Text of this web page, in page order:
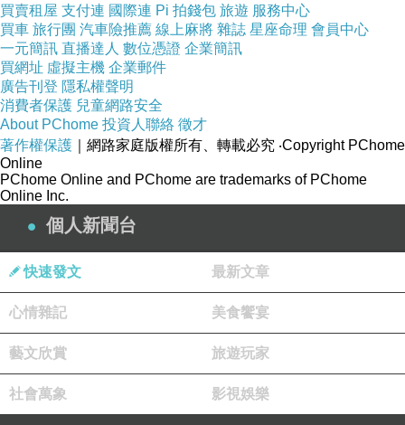
醬是玻璃瓶，所以除了外箱，還有保護袋裝著
因為箱子和內容物其實卡的還不錯，所以商品完好無缺！
買賣租屋 支付連 國際連 Pi 拍錢包 旅遊 服務中心
買車 旅行團 汽車險推薦 線上麻將 雜誌 星座命理 會員中心
一元簡訊 直播達人 數位憑證 企業簡訊
買網址 虛擬主機 企業郵件
廣告刊登 隱私權聲明
消費者保護 兒童網路安全
About PChome 投資人聯絡 徵才
著作權保護 ｜網路家庭版權所有、轉載必究 ‧Copyright PChome
Online
PChome Online and PChome are trademarks of PChome
Online Inc.
個人新聞台
快速發文 最新文章
心情雜記 美食饗宴
藝文欣賞 旅遊玩家
社會萬象 影視娛樂